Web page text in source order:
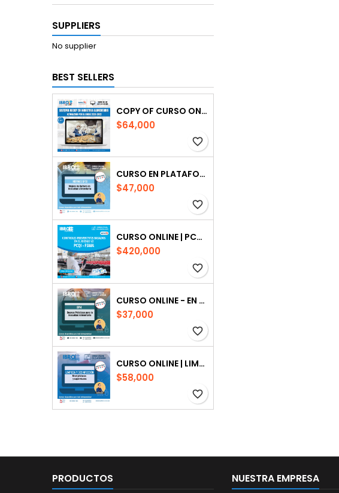
SUPPLIERS
No supplier
BEST SELLERS
COPY OF CURSO ONLINE | SISTEMA DE HACCP
$64,000
favorite_border
CURSO EN PLATAFORMA| PROGRAMA DE MEJORA DE CULTURA DE CALIDAD E INOCUIDAD ALIMENTARIA
$47,000
favorite_border
CURSO ONLINE | PCQI-FSMA: CONTROLES PREVENTIVOS
$420,000
favorite_border
CURSO ONLINE - EN PLATAFORMA| BUENAS PRÁCTICAS PARA LA INOCUIDAD ALIMENTARIA
$37,000
favorite_border
CURSO ONLINE | LIMPIEZA Y DESINFECCIÓN NIVEL JEFATURAS Y SUPERVISORES
$58,000
favorite_border
PRODUCTOS NUESTRA EMPRESA